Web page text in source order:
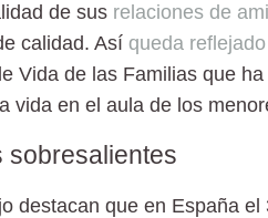
de sus relaciones de
calidad. Así queda reflejado
Vida de las Familias que
vida en el aula de los
sobresalientes
destacan que en España el